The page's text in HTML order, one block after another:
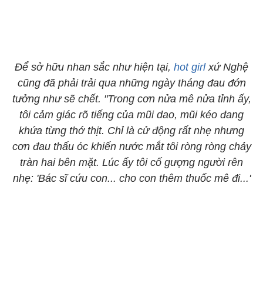
Để sở hữu nhan sắc như hiện tại, hot girlxứ Nghệ
cũng đã phải trải qua những ngày tháng đau đớn
tưởng như sẽ chết. "Trong cơn nửa mê nửa tỉnh ấy,
tôi cảm giác rõ tiếng của mũi dao, mũi kéo đang
khứa từng thớ thịt. Chỉ là cử động rất nhẹ nhưng
cơn đau thấu óc khiến nước mắt tôi ròng ròng chảy
tràn hai bên mặt. Lúc ấy tôi cố gượng người rên
nhẹ: 'Bác sĩ cứu con... cho con thêm thuốc mê đi...'